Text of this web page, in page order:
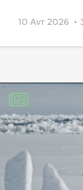
10 Avr 2026